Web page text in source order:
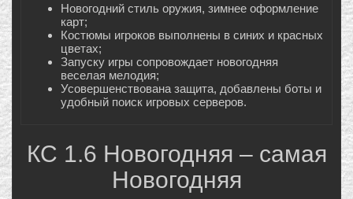
Новогодний стиль оружия, зимнее оформление
карт;
Костюмы игроков выполнены в синих и красных
цветах;
Запуску игры сопровождает новогодняя
веселая мелодия;
Усовершенствована защита, добавлены боты и
удобный поиск игровых серверов.
КС 1.6 Новогодняя – самая
Новогодняя